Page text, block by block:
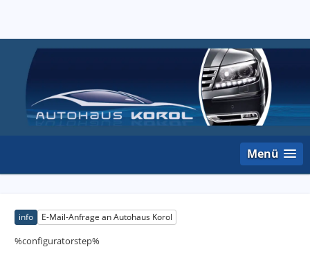
Menü
info E-Mail-Anfrage an Autohaus Korol
%configuratorstep%